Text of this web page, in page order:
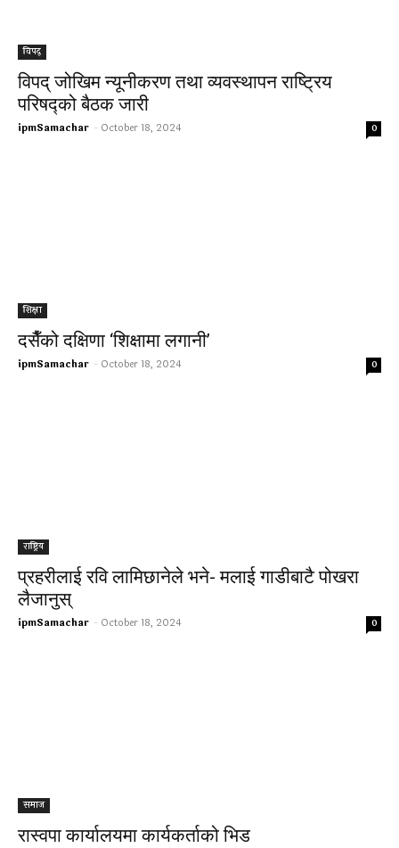
विपद्
विपद् जोखिम न्यूनीकरण तथा व्यवस्थापन राष्ट्रिय
परिषद्को बैठक जारी
ipmSamachar - October 18, 2024 0
शिक्षा
दसैँको दक्षिणा ‘शिक्षामा लगानी’
ipmSamachar - October 18, 2024 0
राष्ट्रिय
प्रहरीलाई रवि लामिछानेले भने- मलाई गाडीबाटै पोखरा
लैजानुस्
ipmSamachar - October 18, 2024 0
समाज
रास्वपा कार्यालयमा कार्यकर्ताको भिड